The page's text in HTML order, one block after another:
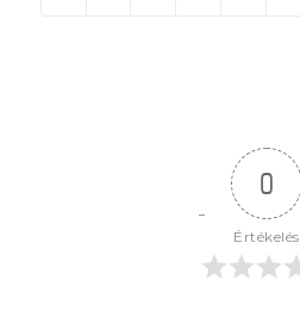
0
Értékelés